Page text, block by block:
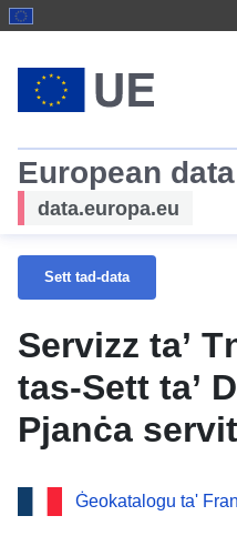
European data
data.europa.eu
Sett tad-data
Servizz ta’
tas-Sett ta’
Pjanċa
overflight
cable cars
Ġeokatalogu ta'